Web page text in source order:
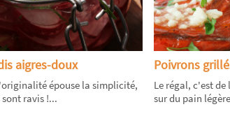
aigres-doux
épouse la simplicité,
sont ravis !...
Poivrons
Le régal, c'est
sur du pain